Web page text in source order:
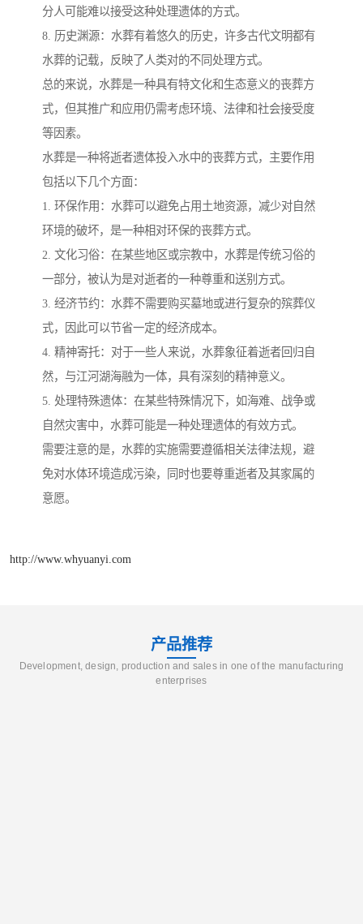
分人可能难以接受这种处理遗体的方式。
8. 历史渊源：水葬有着悠久的历史，许多古代文明都有
水葬的记载，反映了人类对的不同处理方式。
总的来说，水葬是一种具有特文化和生态意义的丧葬方
式，但其推广和应用仍需考虑环境、法律和社会接受度
等因素。
水葬是一种将逝者遗体投入水中的丧葬方式，主要作用
包括以下几个方面：
1. 环保作用：水葬可以避免占用土地资源，减少对自然
环境的破坏，是一种相对环保的丧葬方式。
2. 文化习俗：在某些地区或宗教中，水葬是传统习俗的
一部分，被认为是对逝者的一种尊重和送别方式。
3. 经济节约：水葬不需要购买墓地或进行复杂的殡葬仪
式，因此可以节省一定的经济成本。
4. 精神寄托：对于一些人来说，水葬象征着逝者回归自
然，与江河湖海融为一体，具有深刻的精神意义。
5. 处理特殊遗体：在某些特殊情况下，如海难、战争或
自然灾害中，水葬可能是一种处理遗体的有效方式。
需要注意的是，水葬的实施需要遵循相关法律法规，避
免对水体环境造成污染，同时也要尊重逝者及其家属的
意愿。
http://www.whyuanyi.com
产品推荐
Development, design, production and sales in one of the manufacturing
enterprises